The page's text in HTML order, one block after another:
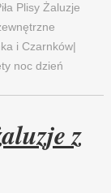
Plisy Żaluzje
i Czarnków|
noc dzień
z